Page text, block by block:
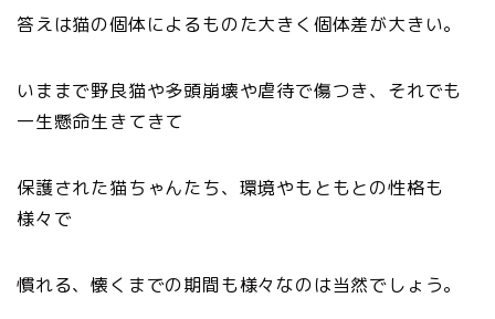
答えは猫の個体によるものた大きく個体差が大きい。
いままで野良猫や多頭崩壊や虐待で傷つき、それでも
一生懸命生きてきて
保護された猫ちゃんたち、環境やもともとの性格も
様々で
慣れる、懐くまでの期間も様々なのは当然でしょう。